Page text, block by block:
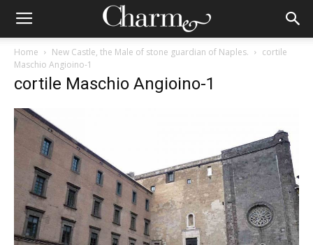
Home New Castle, the Male of stone guardian of Naples.
cortile
Maschio Angioino-1
cortile Maschio Angioino-1